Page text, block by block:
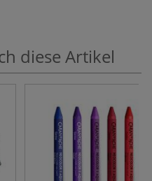
diese Artikel